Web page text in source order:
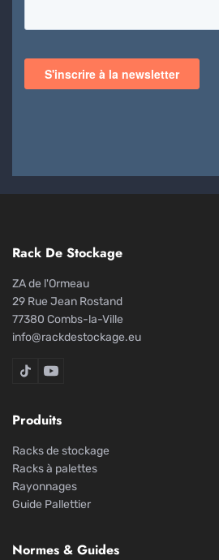
Rack De Stockage
ZA de l'Ormeau
29 Rue Jean Rostand
77380 Combs-la-Ville
info@rackdestockage.eu
Rack De Stockage sur TikTok
Rack De Stockage sur YouTube
Produits
Racks de stockage
Racks à palettes
Rayonnages
Guide Pallettier
Normes & Guides